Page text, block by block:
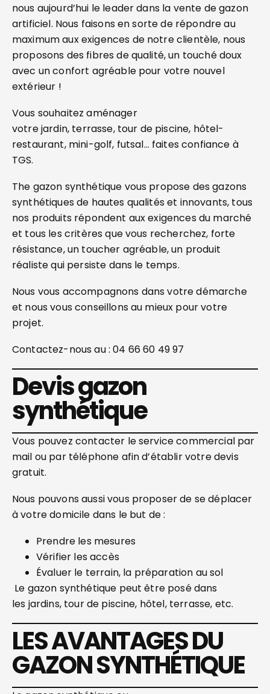
nous aujourd’hui le leader dans la vente de gazon
artificiel. Nous faisons en sorte de répondre au
maximum aux exigences de notre clientèle, nous
proposons des fibres de qualité, un touché doux
avec un confort agréable pour votre nouvel
extérieur !
Vous souhaitez aménager
votre jardin, terrasse, tour de piscine, hôtel-
restaurant, mini-golf, futsal… faites confiance à
TGS.
The gazon synthétique vous propose des gazons
synthétiques de hautes qualités et innovants, tous
nos produits répondent aux exigences du marché
et tous les critères que vous recherchez, forte
résistance, un toucher agréable, un produit
réaliste qui persiste dans le temps.
Nous vous accompagnons dans votre démarche
et nous vous conseillons au mieux pour votre
projet.
Contactez-nous au : 04 66 60 49 97
Devis gazon
synthétique
Vous pouvez contacter le service commercial par
mail ou par téléphone afin d’établir votre devis
gratuit.
Nous pouvons aussi vous proposer de se déplacer
à votre domicile dans le but de :
Prendre les mesures
Vérifier les accès
Évaluer le terrain, la préparation au sol
Le gazon synthétique peut être posé dans
les jardins, tour de piscine, hôtel, terrasse, etc.
LES AVANTAGES DU
GAZON SYNTHÉTIQUE